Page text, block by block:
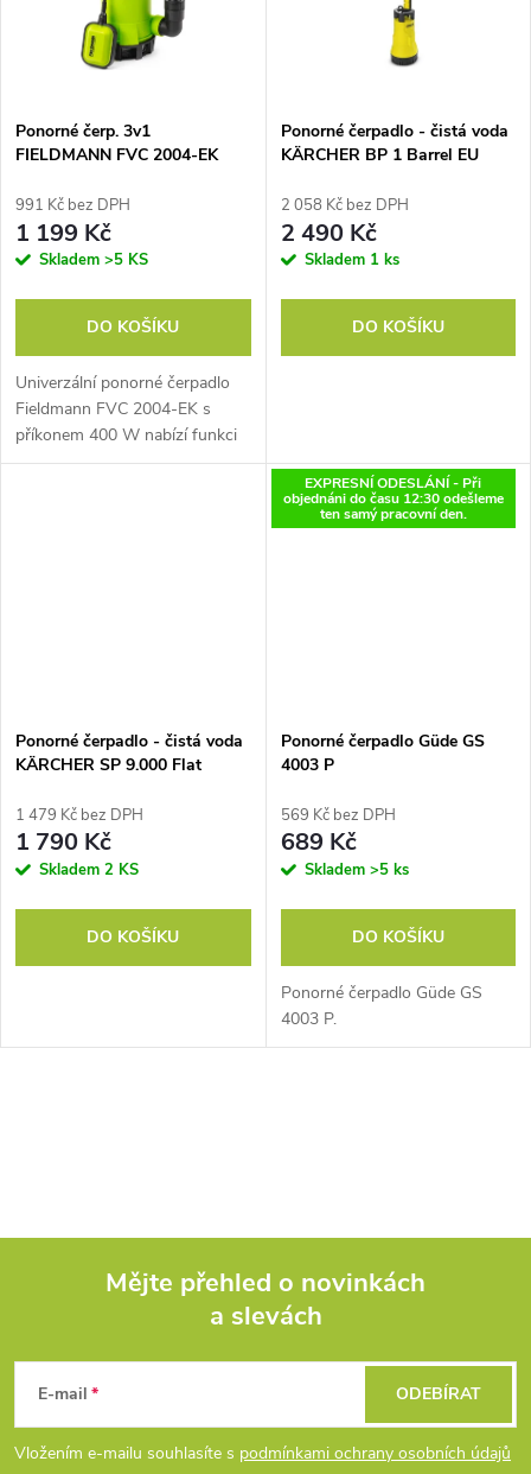
Ponorné čerp. 3v1
FIELDMANN FVC 2004-EK
991 Kč bez DPH
1 199 Kč
Skladem >5 KS
DO KOŠÍKU
Univerzální ponorné čerpadlo
Fieldmann FVC 2004-EK s
příkonem 400 W nabízí funkci
3v1 pro čistou, kalovou i nízkou
Ponorné čerpadlo - čistá voda
KÄRCHER BP 1 Barrel EU
2 058 Kč bez DPH
2 490 Kč
Skladem 1 ks
DO KOŠÍKU
Ponorné čerpadlo - čistá voda
KÄRCHER SP 9.000 Flat
1 479 Kč bez DPH
1 790 Kč
Skladem 2 KS
DO KOŠÍKU
EXPRESNÍ ODESLÁNÍ - Při
objednáni do času 12:30 odešleme
ten samý pracovní den.
Ponorné čerpadlo Güde GS
4003 P
569 Kč bez DPH
689 Kč
Skladem >5 ks
DO KOŠÍKU
Ponorné čerpadlo Güde GS
4003 P.
a
í
p
Mějte přehled o novinkách
a slevách
E-mail
Vložením e-mailu souhlasíte s podmínkami ochrany osobních údajů
ODEBÍRAT